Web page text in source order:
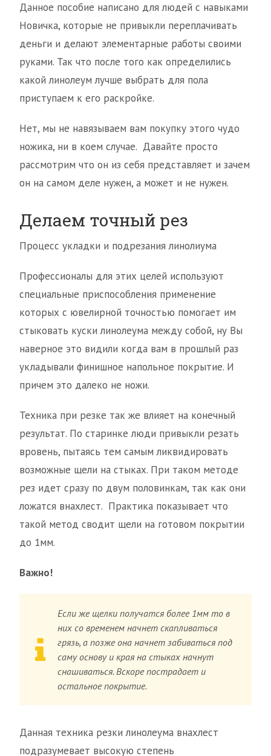
Данное пособие написано для людей с навыками
Новичка, которые не привыкли переплачивать
деньги и делают элементарные работы своими
руками. Так что после того как определились
какой линолеум лучше выбрать для пола
приступаем к его раскройке.
Нет, мы не навязываем вам покупку этого чудо
ножика, ни в коем случае. Давайте просто
рассмотрим что он из себя представляет и зачем
он на самом деле нужен, а может и не нужен.
Делаем точный рез
Процесс укладки и подрезания линолиума
Профессионалы для этих целей используют
специальные приспособления применение
которых с ювелирной точностью помогает им
стыковать куски линолеума между собой, ну Вы
наверное это видили когда вам в прошлый раз
укладывали финишное напольное покрытие. И
причем это далеко не ножи.
Техника при резке так же влияет на конечный
результат. По старинке люди привыкли резать
вровень, пытаясь тем самым ликвидировать
возможные щели на стыках. При таком методе
рез идет сразу по двум половинкам, так как они
ложатся внахлест. Практика показывает что
такой метод сводит щели на готовом покрытии
до 1мм.
Важно!
Если же щелки получатся более 1мм то в
них со временем начнет скапливаться
грязь, а позже она начнет забиваться под
саму основу и края на стыках начнут
снашиваться. Вскоре пострадает и
остальное покрытие.
Данная техника резки линолеума внахлест
подразумевает высокую степень